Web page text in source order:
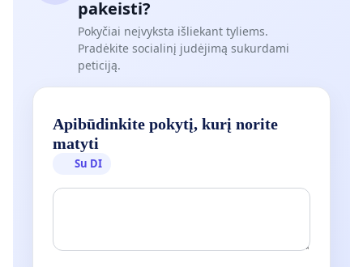
pakeisti?
Pokyčiai neįvyksta išliekant tyliems.
Pradėkite socialinį judėjimą sukurdami
peticiją.
Apibūdinkite pokytį, kurį norite
matyti
Su DI